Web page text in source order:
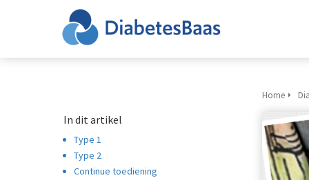
In dit artikel
Type 1
Type 2
Continue toediening
Home